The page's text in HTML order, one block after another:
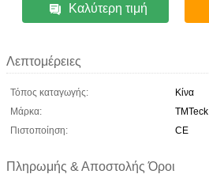
Καλύτερη τιμή
Λεπτομέρειες
Τόπος καταγωγής:
Κίνα
Μάρκα:
TMTeck
Πιστοποίηση:
CE
Πληρωμής & Αποστολής Όροι